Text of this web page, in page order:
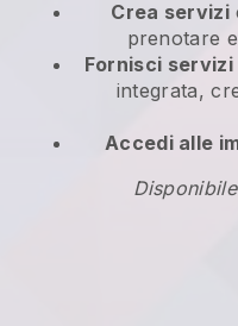
Crea servizi
prenotare e
Fornisci
integrata,
Accedi alle